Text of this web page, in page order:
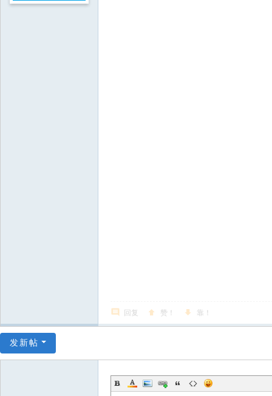
回复 赞！ 靠！
发新帖